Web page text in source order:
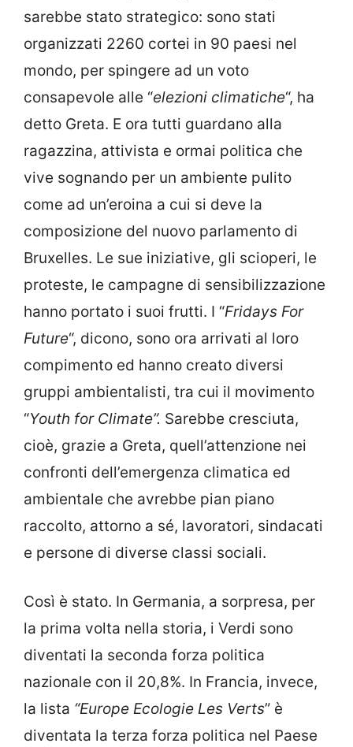
sarebbe stato strategico: sono stati
organizzati 2260 cortei in 90 paesi nel
mondo, per spingere ad un voto
consapevole alle “elezioni climatiche“, ha
detto Greta. E ora tutti guardano alla
ragazzina, attivista e ormai politica che
vive sognando per un ambiente pulito
come ad un’eroina a cui si deve la
composizione del nuovo parlamento di
Bruxelles. Le sue iniziative, gli scioperi, le
proteste, le campagne di sensibilizzazione
hanno portato i suoi frutti. I “Fridays For
Future“, dicono, sono ora arrivati al loro
compimento ed hanno creato diversi
gruppi ambientalisti, tra cui il movimento
“Youth for Climate”. Sarebbe cresciuta,
cioè, grazie a Greta, quell’attenzione nei
confronti dell’emergenza climatica ed
ambientale che avrebbe pian piano
raccolto, attorno a sé, lavoratori, sindacati
e persone di diverse classi sociali.
Così è stato. In Germania, a sorpresa, per
la prima volta nella storia, i Verdi sono
diventati la seconda forza politica
nazionale con il 20,8%. In Francia, invece,
la lista “Europe Ecologie Les Verts” è
diventata la terza forza politica nel Paese